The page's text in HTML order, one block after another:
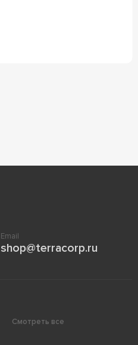
Email
shop@terracorp.ru
Смотреть все